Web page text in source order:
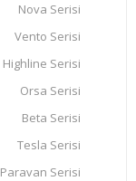
Nova Serisi
Vento Serisi
Highline Serisi
Orsa Serisi
Beta Serisi
Tesla Serisi
Paravan Serisi